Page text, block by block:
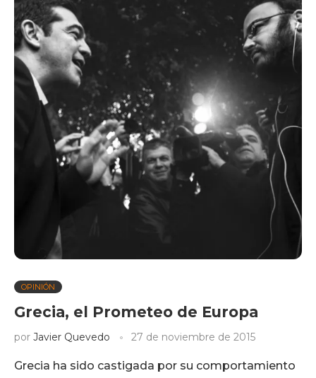
OPINIÓN
Grecia, el Prometeo de Europa
por Javier Quevedo 27 de noviembre de 2015
Grecia ha sido castigada por su comportamiento